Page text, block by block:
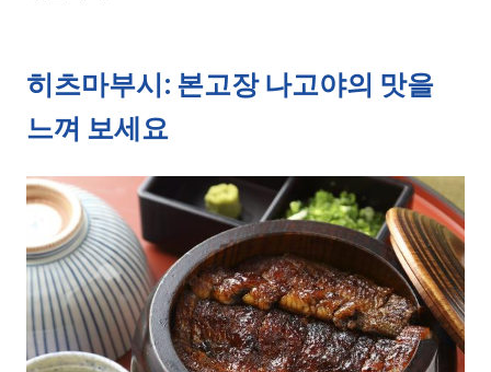
히츠마부시: 본고장 나고야의 맛을
느껴 보세요